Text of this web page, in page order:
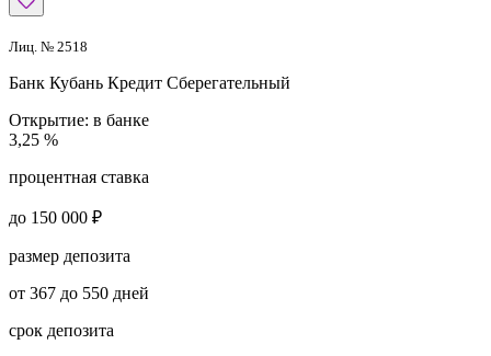
Лиц. № 2518
Банк Кубань Кредит Сберегательный
Открытие: в банке
3,25 %
процентная ставка
до 150 000 ₽
размер депозита
от 367 до 550 дней
срок депозита